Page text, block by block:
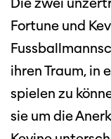
Fortune und
ihren Traum, in
spielen zu
sie um die